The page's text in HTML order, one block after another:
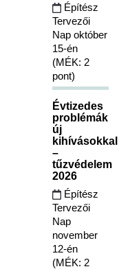
Építész
Tervezői
Nap október
15-én
(MÉK: 2
pont)
Évtizedes
problémák
új
kihívásokkal
–
tűzvédelem
2026
Építész
Tervezői
Nap
november
12-én
(MÉK: 2